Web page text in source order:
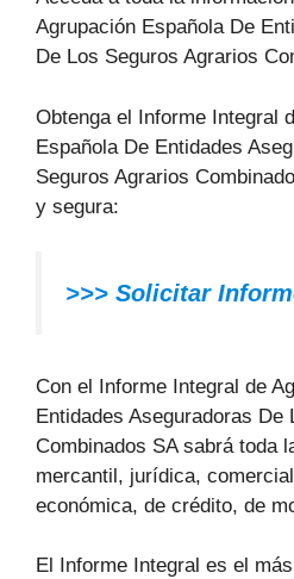
Agrupación Española De
De Los Seguros Agrarios
Obtenga el Informe Integral
Española De Entidades
Seguros Agrarios
y segura:
>>> Solicitar
Con el Informe Integral de
Entidades Aseguradoras De
Combinados SA sabrá toda
mercantil, jurídica,
económica, de crédito, de
El Informe Integral es el